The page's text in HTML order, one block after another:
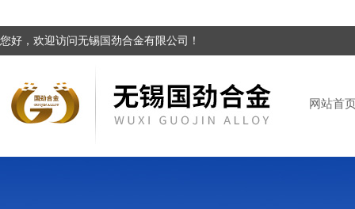
您好，欢迎访问无锡国劲合金有限公司！
网站首